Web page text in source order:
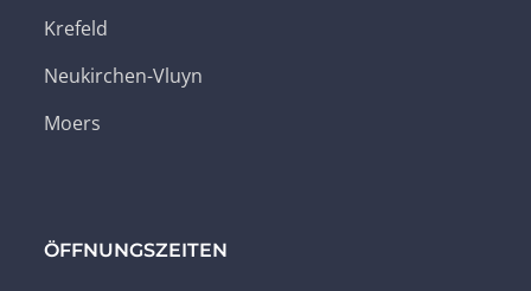
Krefeld
Neukirchen-Vluyn
Moers
ÖFFNUNGSZEITEN